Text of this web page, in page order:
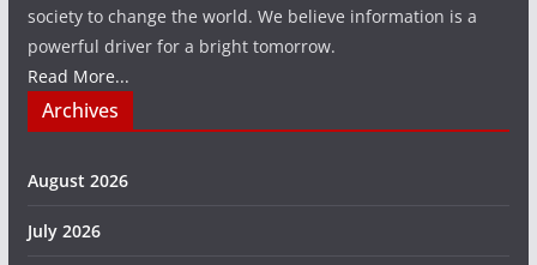
society to change the world. We believe information is a
powerful driver for a bright tomorrow.
Read More...
Archives
August 2026
July 2026